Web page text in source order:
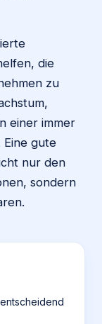
die
zu
einer immer
Eine gute
nur den
sondern